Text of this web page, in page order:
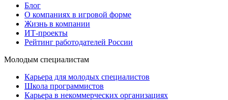
Блог
О компаниях в игровой форме
Жизнь в компании
ИТ-проекты
Рейтинг работодателей России
Молодым специалистам
Карьера для молодых специалистов
Школа программистов
Карьера в некоммерческих организациях